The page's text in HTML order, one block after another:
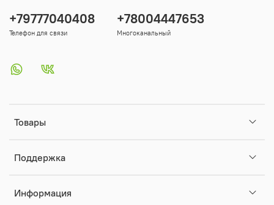
Товары
Поддержка
Информация
+79777040408
Телефон для связи
+78004447653
Многоканальный